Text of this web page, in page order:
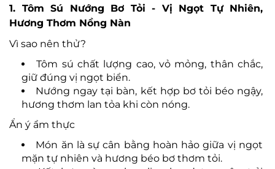
1. Tôm Sú Nướng Bơ Tỏi - Vị Ngọt Tự Nhiên,
Hương Thơm Nồng Nàn
Vì sao nên thử?
Tôm sú chất lượng cao, vỏ mỏng, thân chắc,
giữ đúng vị ngọt biển.
Nướng ngay tại bàn, kết hợp bơ tỏi béo ngậy,
hương thơm lan tỏa khi còn nóng.
Ẩn ý ẩm thực
Món ăn là sự cân bằng hoàn hảo giữa vị ngọt
mặn tự nhiên và hương béo bơ thơm tỏi.